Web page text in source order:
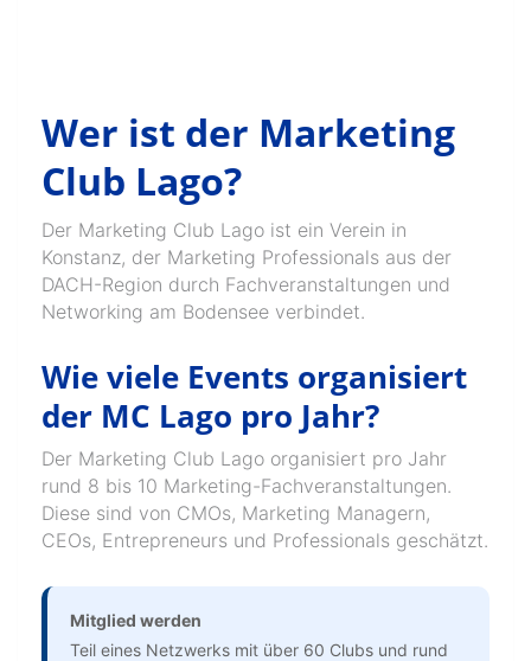
Wer ist der Marketing
Club Lago?
Der Marketing Club Lago ist ein Verein in
Konstanz, der Marketing Professionals aus der
DACH-Region durch Fachveranstaltungen und
Networking am Bodensee verbindet.
Wie viele Events organisiert
der MC Lago pro Jahr?
Der Marketing Club Lago organisiert pro Jahr
rund 8 bis 10 Marketing-Fachveranstaltungen.
Diese sind von CMOs, Marketing Managern,
CEOs, Entrepreneurs und Professionals geschätzt.
Mitglied werden
Teil eines Netzwerks mit über 60 Clubs und rund